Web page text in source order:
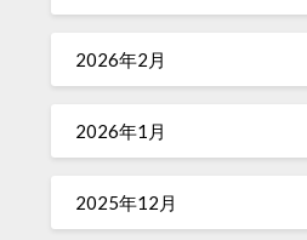
2026年2月
2026年1月
2025年12月